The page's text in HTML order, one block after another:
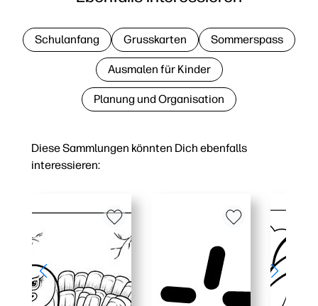
Diese Sammlungen könnten Dich ebenfalls
interessieren:
Schulanfang Grusskarten Sommerspass
Ausmalen für Kinder
Planung und Organisation